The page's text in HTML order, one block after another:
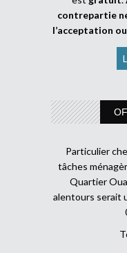
contrepartie
l’acceptation
Particulier
tâches
Quartier
alentours serait